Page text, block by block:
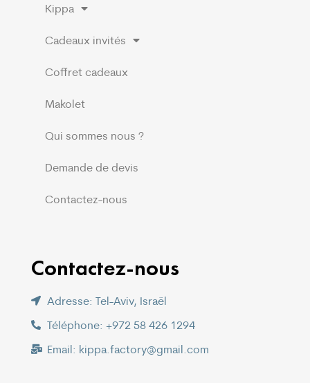
Kippa
Cadeaux invités
Coffret cadeaux
Makolet
Qui sommes nous ?
Demande de devis
Contactez-nous
Contactez-nous
Adresse: Tel-Aviv, Israël
Téléphone: +972 58 426 1294
Email: kippa.factory@gmail.com